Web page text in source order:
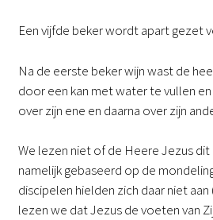
Een vijfde beker wordt apart gezet
Na de eerste beker wijn wast de
door een kan met water te vullen
over zijn ene en daarna over zijn
We lezen niet of de Heere Jezus
namelijk gebaseerd op de
discipelen hielden zich daar niet aan
lezen we dat Jezus de voeten van